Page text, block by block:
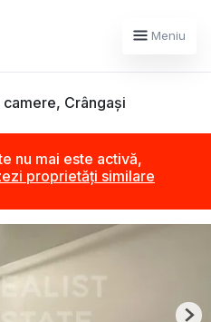
Meniu
Crângași
nu mai este activă,
proprietăți similare